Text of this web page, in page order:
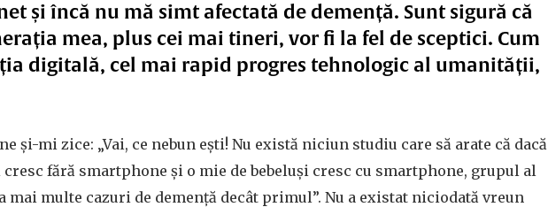
și încă nu mă simt afectată de demență. Sunt sigură că
mea, plus cei mai tineri, vor fi la fel de sceptici. Cum
digitală, cel mai rapid progres tehnologic al umanității,
și-mi zice: „Vai, ce nebun ești! Nu există niciun studiu care să arate că dacă
cresc fără smartphone și o mie de bebeluși cresc cu smartphone, grupul al
mai multe cazuri de demență decât primul”. Nu a existat niciodată vreun